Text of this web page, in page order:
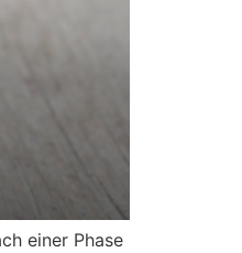
einer Phase